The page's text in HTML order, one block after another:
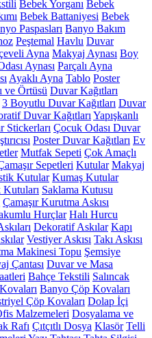
Bebek Yorganı Bebek
Bebek Battaniyesi Bebek
Paspasları Banyo Bakım
Peştemal Havlu Duvar
Ayna Makyaj Aynası Boy
Aynası Parçalı Ayna
Ayaklı Ayna Tablo Poster
ve Örtüsü Duvar Kağıtları
3 Boyutlu Duvar Kağıtları Duvar
Duvar Kağıtları Yapışkanlı
Stickerları Çocuk Odası Duvar
Poster Duvar Kağıtları Ev
Mutfak Sepeti Çok Amaçlı
Sepetleri Kutular Makyaj
Kutular Kumaş Kutular
Saklama Kutusu
Çamaşır Kurutma Askısı
Hurçlar Halı Hurcu
Dekoratif Askılar Kapı
Vestiyer Askısı Takı Askısı
Makinesi Topu Şemsiye
Çantası Duvar ve Masa
Bahçe Tekstili Salıncak
Banyo Çöp Kovaları
Çöp Kovaları Dolap İçi
Malzemeleri Dosyalama ve
Rafı Çıtçıtlı Dosya Klasör Telli